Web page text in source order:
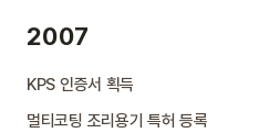
2007
KPS 인증서 획득
멀티코팅 조리용기 특허 등록